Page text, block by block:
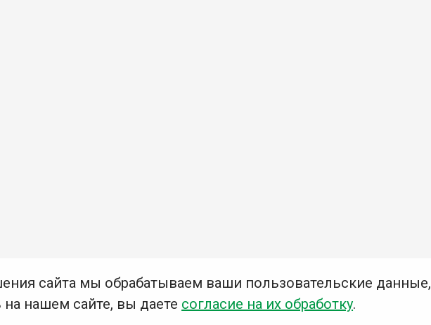
сайта мы обрабатываем ваши пользовательские данные,
нашем сайте, вы даете согласие на их обработку.